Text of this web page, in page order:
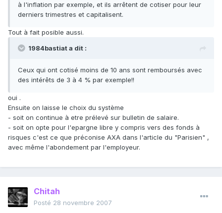
à l'inflation par exemple, et ils arrêtent de cotiser pour leur
derniers trimestres et capitalisent.
Tout à fait posible aussi.
1984bastiat a dit :
Ceux qui ont cotisé moins de 10 ans sont remboursés avec
des intérêts de 3 à 4 % par exemple!!
oui .
Ensuite on laisse le choix du système
- soit on continue à etre prélevé sur bulletin de salaire.
- soit on opte pour l'epargne libre y compris vers des fonds à
risques c'est ce que préconise AXA dans l'article du "Parisien" ,
avec même l'abondement par l'employeur.
Chitah
Posté 28 novembre 2007